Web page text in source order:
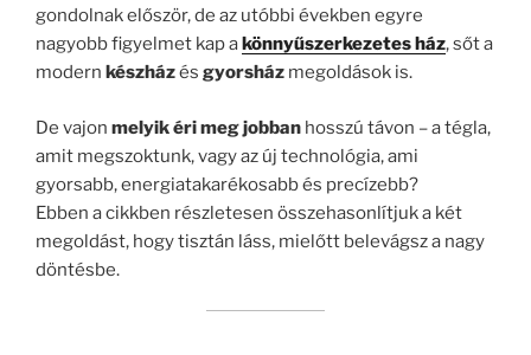
gondolnak először, de az utóbbi években egyre
nagyobb figyelmet kap a könnyűszerkezetes ház, sőt a
modern készházés gyorsház megoldások is.
De vajon melyik éri meg jobban hosszú távon – a tégla,
amit megszoktunk, vagy az új technológia, ami
gyorsabb, energiatakarékosabb és precízebb?
Ebben a cikkben részletesen összehasonlítjuk a két
megoldást, hogy tisztán láss, mielőtt belevágsz a nagy
döntésbe.